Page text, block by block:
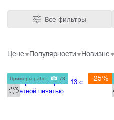
Все фильтры
Цене Популярности Новизне
-25%
Примеры работ 78